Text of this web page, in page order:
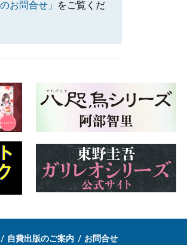
お問合せ」
をご覧くだ
自費出版のご案内 お問合せ